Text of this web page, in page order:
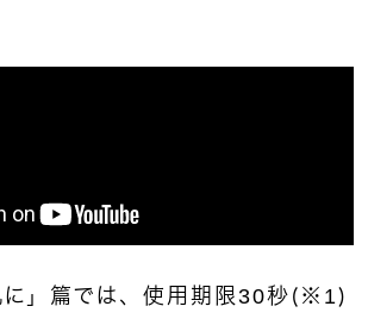
」篇では、使用期限30秒（※1）